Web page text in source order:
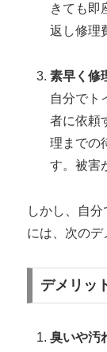
きても即
返し修理
素早く修
自分でト
者に依頼
理までの
す。被害
しかし、自
には、次のデ
デメリッ
臭いや汚